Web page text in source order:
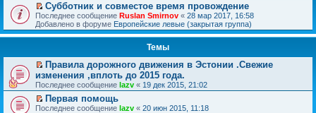
П
е
р
е
т
и
к
п
е
р
в
Субботник и совместое время провождение
Последнее сообщение Ruslan Smirnov « 28 мар 2017, 16:58
Добавлено в форуме Европейские левые (закрытая группа)
Темы
П
е
р
е
й
Правила дорожного движения в Эстонии .Свежие
изменения ,вплоть до 2015 года.
Последнее сообщение lazv « 19 дек 2015, 21:02
П
Первая помощь
Последнее сообщение lazv « 20 июн 2015, 11:18